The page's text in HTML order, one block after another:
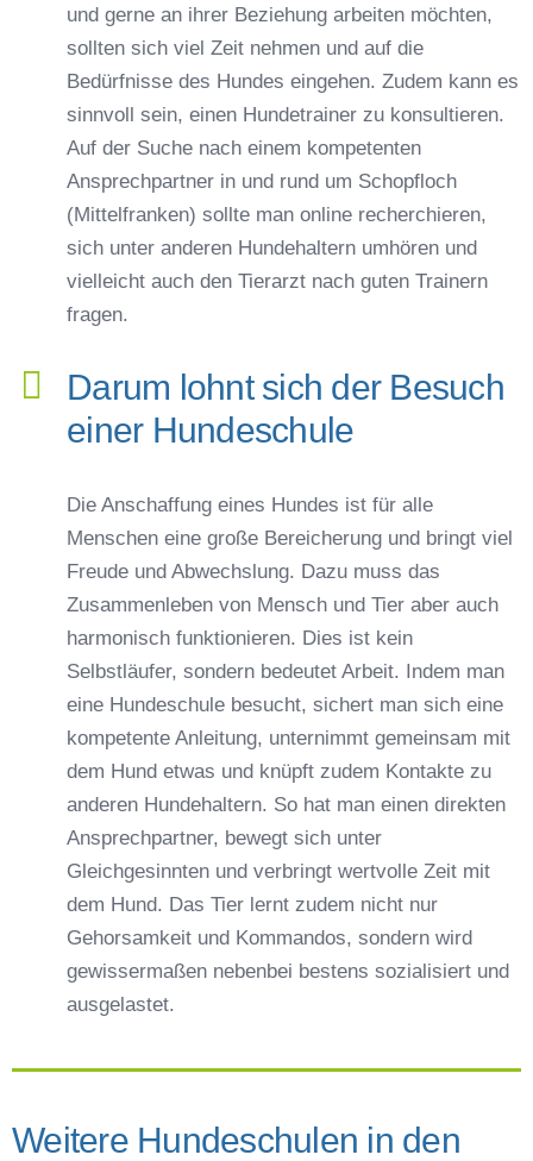
und gerne an ihrer Beziehung arbeiten möchten,
sollten sich viel Zeit nehmen und auf die
Bedürfnisse des Hundes eingehen. Zudem kann es
sinnvoll sein, einen Hundetrainer zu konsultieren.
Auf der Suche nach einem kompetenten
Ansprechpartner in und rund um Schopfloch
(Mittelfranken) sollte man online recherchieren,
sich unter anderen Hundehaltern umhören und
vielleicht auch den Tierarzt nach guten Trainern
fragen.
Darum lohnt sich der Besuch
einer Hundeschule
Die Anschaffung eines Hundes ist für alle
Menschen eine große Bereicherung und bringt viel
Freude und Abwechslung. Dazu muss das
Zusammenleben von Mensch und Tier aber auch
harmonisch funktionieren. Dies ist kein
Selbstläufer, sondern bedeutet Arbeit. Indem man
eine Hundeschule besucht, sichert man sich eine
kompetente Anleitung, unternimmt gemeinsam mit
dem Hund etwas und knüpft zudem Kontakte zu
anderen Hundehaltern. So hat man einen direkten
Ansprechpartner, bewegt sich unter
Gleichgesinnten und verbringt wertvolle Zeit mit
dem Hund. Das Tier lernt zudem nicht nur
Gehorsamkeit und Kommandos, sondern wird
gewissermaßen nebenbei bestens sozialisiert und
ausgelastet.
Weitere Hundeschulen in den